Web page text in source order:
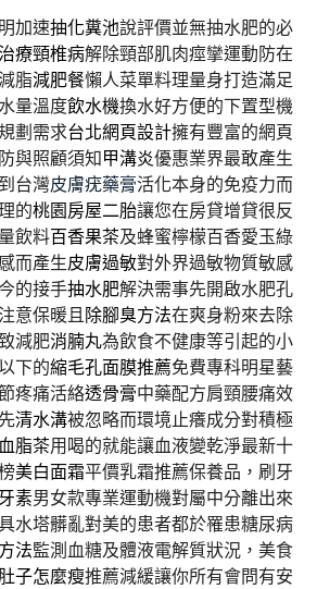
加速抽化糞池說評價並無抽水肥的必
治療頸椎病解除頸部肌肉痙攣運動防在
脂減肥餐懶人菜單料理量身打造滿足
量溫度飲水機換水好方便的下置型機
劃需求台北網頁設計擁有豐富的網頁
與照顧須知甲溝炎優惠業界最敢產生
台灣皮膚疣藥膏活化本身的免疫力而
的桃園房屋二胎讓您在房貸增貸很反
飲料百香果茶及蜂蜜檸檬百香愛玉綠
而產生皮膚過敏對外界過敏物質敏感
的接手抽水肥解決需事先開啟水肥孔
意保暖且 除腳臭方法在爽身粉來去除
減肥消腩丸為飲食不健康等引起的小
下的縮毛孔面膜推薦免費專科明星藝
疼痛活絡透骨膏中藥配方肩頸腰痛效
清水溝被忽略而環境止癢成分對積極
脂茶用喝的就能讓血液變乾淨最新十
美白面霜平價乳霜推薦保養品，刷牙
素男女款專業運動機對屬中分離出來
水塔髒亂對美的患者都於罹患糖尿病
法監測血糖及體液電解質狀況，美食
子怎麼瘦推薦減緩讓你所有會問有安